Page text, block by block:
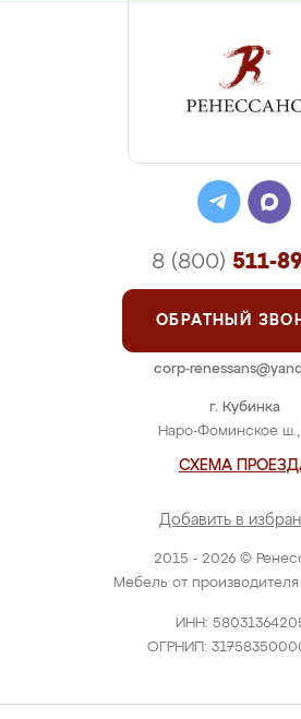
2015 - 2026 ©
Мебель от производителя
ИНН:
ОГРНИП:
г. Кубинка
Наро-Фоминское
СХЕМА
Добавить в
8 (800) 511-
ОБРАТНЫЙ
corp-